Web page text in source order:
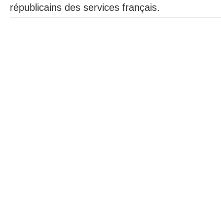
républicains des services français.